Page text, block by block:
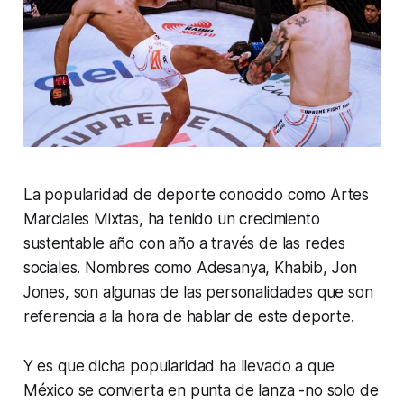
La popularidad de deporte conocido como Artes
Marciales Mixtas, ha tenido un crecimiento
sustentable año con año a través de las redes
sociales. Nombres como Adesanya, Khabib, Jon
Jones, son algunas de las personalidades que son
referencia a la hora de hablar de este deporte.
Y es que dicha popularidad ha llevado a que
México se convierta en punta de lanza -no solo de